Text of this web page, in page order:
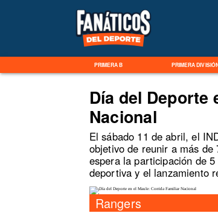
PRIMERA B PRIMERA
Rangers
Día del Deporte
Nacional
El sábado 11 de abril, el
objetivo de reunir a más
espera la participación de
deportiva y el lanzamiento